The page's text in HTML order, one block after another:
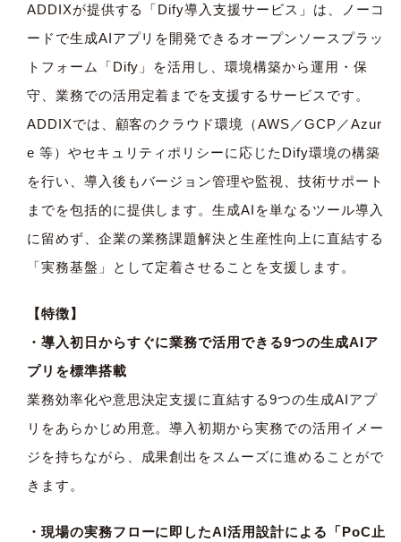
ADDIXが提供する「Dify導入支援サービス」は、ノーコ
ードで生成AIアプリを開発できるオープンソースプラッ
トフォーム「Dify」を活用し、環境構築から運用・保
守、業務での活用定着までを支援するサービスです。
ADDIXでは、顧客のクラウド環境（AWS／GCP／Azur
e 等）やセキュリティポリシーに応じたDify環境の構築
を行い、導入後もバージョン管理や監視、技術サポート
までを包括的に提供します。生成AIを単なるツール導入
に留めず、企業の業務課題解決と生産性向上に直結する
「実務基盤」として定着させることを支援します。
【特徴】
・導入初日からすぐに業務で活用できる9つの生成AIア
プリを標準搭載
業務効率化や意思決定支援に直結する9つの生成AIアプ
リをあらかじめ用意。導入初期から実務での活用イメー
ジを持ちながら、成果創出をスムーズに進めることがで
きます。
・現場の実務フローに即したAI活用設計による「PoC止